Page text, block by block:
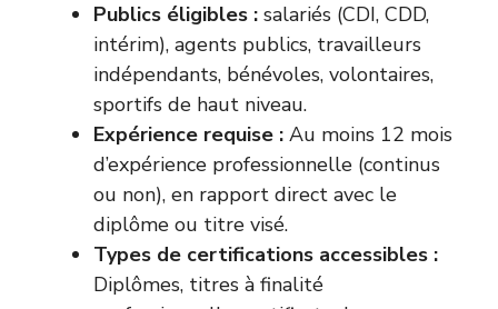
Publics éligibles : salariés (CDI, CDD,
intérim), agents publics, travailleurs
indépendants, bénévoles, volontaires,
sportifs de haut niveau.
Expérience requise : Au moins 12 mois
d’expérience professionnelle (continus
ou non), en rapport direct avec le
diplôme ou titre visé.
Types de certifications accessibles :
Diplômes, titres à finalité